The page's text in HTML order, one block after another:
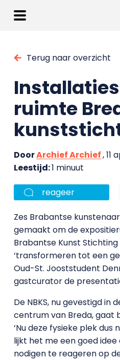
Terug naar overzicht
ruimte
DoorArchief Archief, 11
Leestijd:1 minuut
reageer
Zes Brabantse
gemaakt om de
Brabantse Kunst Stichting
‘transformeren tot een
Oud-St. Jooststudent
gastcurator de
De NBKS, nu gevestigd in
centrum van Breda, gaat
‘Nu deze fysieke plek
lijkt het me een goed
nodigen te reageren op